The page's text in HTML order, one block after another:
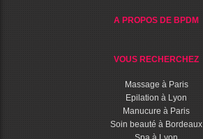
A PROPOS DE BPDM
VOUS RECHERCHEZ
Massage à Paris
Epilation à Lyon
Manucure à Paris
Soin beauté à Bordeaux